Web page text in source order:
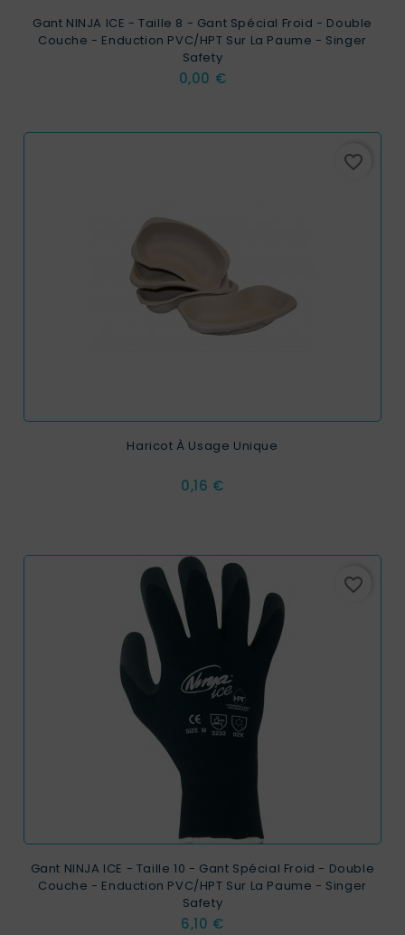
Gant NINJA ICE - Taille 8 - Gant Spécial Froid - Double
Couche - Enduction PVC/HPT Sur La Paume - Singer
Safety
Prix
0,00 €
favorite_border
Haricot À Usage Unique
Prix
0,16 €
favorite_border
Gant NINJA ICE - Taille 10 - Gant Spécial Froid - Double
Couche - Enduction PVC/HPT Sur La Paume - Singer
Safety
Prix
6,10 €